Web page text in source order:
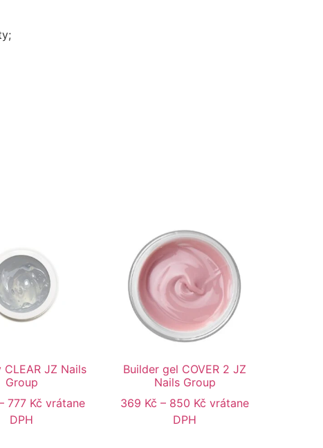
CLEAR JZ Nails
Group
777 Kč vrátane
DPH
Builder gel COVER 2 JZ
Nails Group
369 Kč – 850 Kč vrátane
DPH